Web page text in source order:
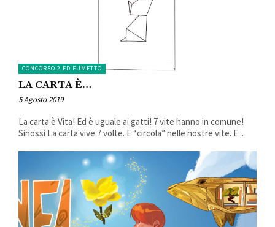
CONCORSO 2 ED FUMETTO
LA CARTA È…
5 Agosto 2019
La carta è Vita! Ed è uguale ai gatti! 7 vite hanno in comune!
Sinossi La carta vive 7 volte. E “circola” nelle nostre vite. E...